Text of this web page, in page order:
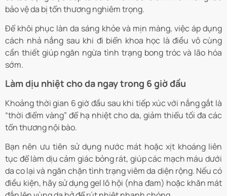
bảo vệ da bị tổn thương nghiêm trọng.
Để khôi phục làn da sáng khỏe và mịn màng, việc áp dụng
cách nhả nắng sau khi đi biển khoa học là điều vô cùng
cần thiết giúp ngăn ngừa tình trạng bong tróc và lão hóa
sớm.
Làm dịu nhiệt cho da ngay trong 6 giờ đầu
Khoảng thời gian 6 giờ đầu sau khi tiếp xúc với nắng gắt là
“thời điểm vàng” để hạ nhiệt cho da, giảm thiểu tối đa các
tổn thương nội bào.
Bạn nên ưu tiên sử dụng nước mát hoặc xịt khoáng liên
tục để làm dịu cảm giác bỏng rát, giúp các mạch máu dưới
da co lại và ngăn chặn tình trạng viêm da diện rộng. Nếu có
điều kiện, hãy sử dụng gel lô hội (nha đam) hoặc khăn mát